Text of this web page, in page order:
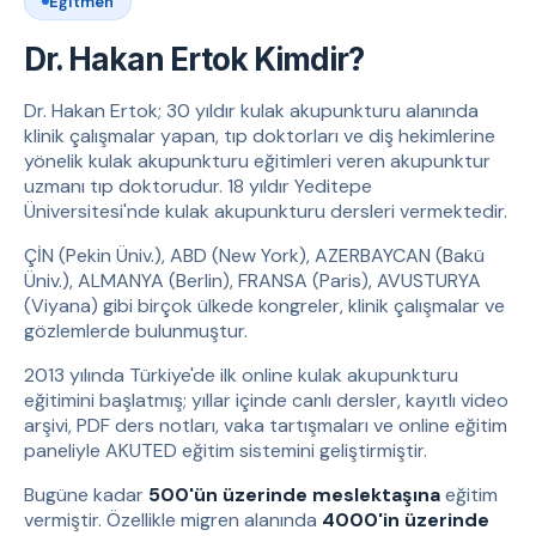
Dr. Hakan Ertok Kimdir?
Dr. Hakan Ertok; 30 yıldır kulak akupunkturu alanında
klinik çalışmalar yapan, tıp doktorları ve diş hekimlerine
yönelik kulak akupunkturu eğitimleri veren akupunktur
uzmanı tıp doktorudur. 18 yıldır Yeditepe
Üniversitesi'nde kulak akupunkturu dersleri vermektedir.
ÇİN (Pekin Üniv.), ABD (New York), AZERBAYCAN (Bakü
Üniv.), ALMANYA (Berlin), FRANSA (Paris), AVUSTURYA
(Viyana) gibi birçok ülkede kongreler, klinik çalışmalar ve
gözlemlerde bulunmuştur.
2013 yılında Türkiye'de ilk online kulak akupunkturu
eğitimini başlatmış; yıllar içinde canlı dersler, kayıtlı video
arşivi, PDF ders notları, vaka tartışmaları ve online eğitim
paneliyle AKUTED eğitim sistemini geliştirmiştir.
Bugüne kadar 500'ün üzerinde meslektaşınaeğitim
vermiştir. Özellikle migren alanında 4000'in üzerinde